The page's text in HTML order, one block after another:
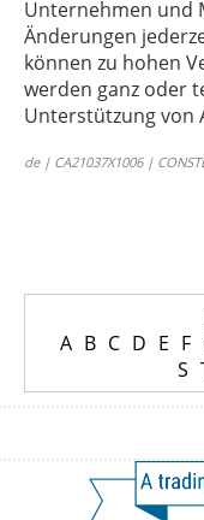
Unternehmen und
Änderungen
können zu hohen
werden ganz oder
Unterstützung von
de | CA21037X1006 |
A B C D E F
S